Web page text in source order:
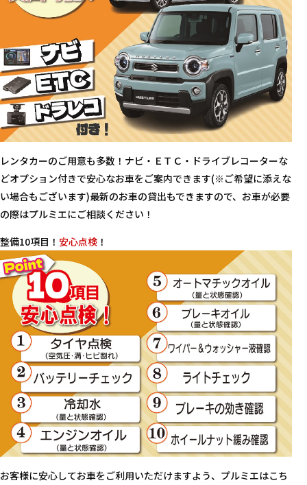
レンタカーのご用意も多数！ナビ・ＥＴＣ・ドライブレコーターな
どオプション付きで安心なお車をご案内できます(※ご希望に添えな
い場合もございます)最新のお車の貸出もできますので、お車が必要
の際はプルミエにご相談ください！
整備10項目！ 安心点検 ！
お客様に安心してお車をご利用いただけますよう、プルミエはこち